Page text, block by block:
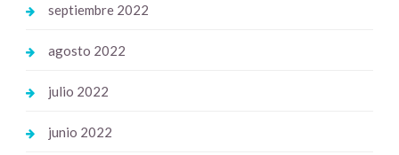
septiembre 2022
agosto 2022
julio 2022
junio 2022